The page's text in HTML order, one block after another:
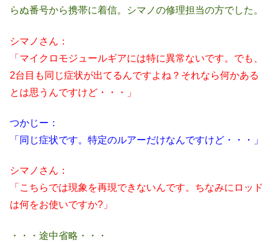
らぬ番号から携帯に着信。シマノの修理担当の方でした。
シマノさん：
「マイクロモジュールギアには特に異常ないです。でも、
2台目も同じ症状が出てるんですよね？それなら何かある
とは思うんですけど・・・」
つかじー：
「同じ症状です。特定のルアーだけなんですけど・・・」
シマノさん：
「こちらでは現象を再現できないんです。ちなみにロッド
は何をお使いですか?」
・・・途中省略・・・